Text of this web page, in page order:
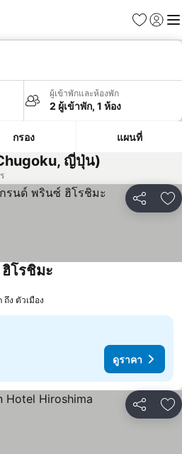
รายการโป
เข้าสู่ร
เมนู
ผู้เข้าพักและห้องพัก
2 ผู้เข้าพัก, 1 ห้อง
กรอง แผนที่
ญี่ปุ่น)
แชร์ เ
โรชิมะ
ถึง ตัวเมือง
ดูราคา
แชร์ เ